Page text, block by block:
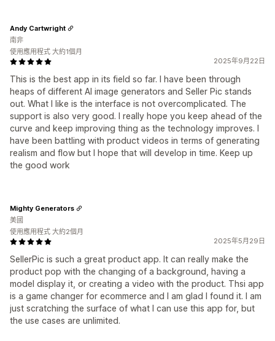
2025年9月22日
This is the best app in its field so far. I have been through
heaps of different AI image generators and Seller Pic stands
out. What I like is the interface is not overcomplicated. The
support is also very good. I really hope you keep ahead of the
curve and keep improving thing as the technology improves. I
have been battling with product videos in terms of generating
realism and flow but I hope that will develop in time. Keep up
the good work
Andy Cartwright
南非
使用應用程式 大約1個月
2025年5月29日
SellerPic is such a great product app. It can really make the
product pop with the changing of a background, having a
model display it, or creating a video with the product. Thsi app
is a game changer for ecommerce and I am glad I found it. I am
just scratching the surface of what I can use this app for, but
the use cases are unlimited.
Mighty Generators
美國
使用應用程式 大約2個月